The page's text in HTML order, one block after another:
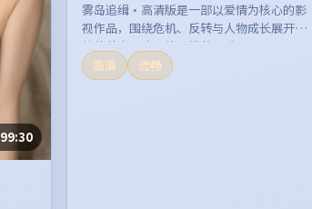
99:30
雾岛追缉·高清版是一部以爱情为核心的影
视作品，围绕危机、反转与人物成长展开，
整体节奏紧凑，值得推荐观看。
高清
流畅